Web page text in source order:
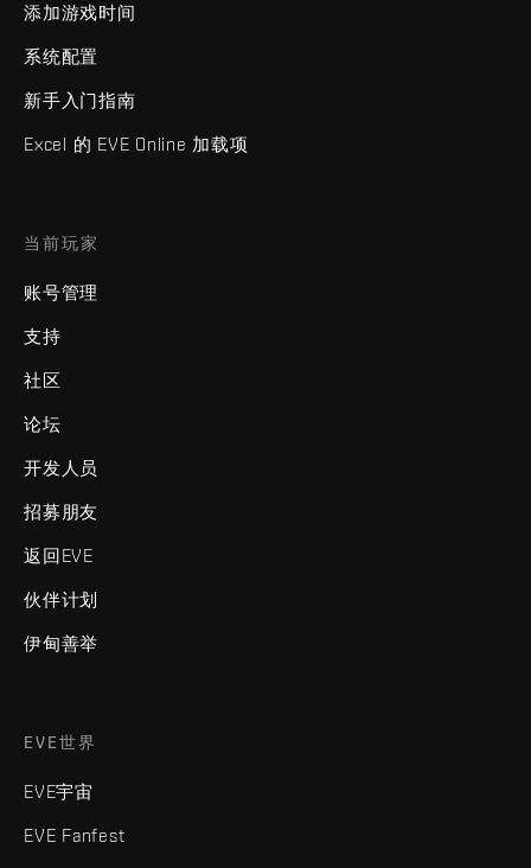
添加游戏时间
系统配置
新手入门指南
Excel 的 EVE Online 加载项
当前玩家
账号管理
支持
社区
论坛
开发人员
招募朋友
返回EVE
伙伴计划
伊甸善举
EVE世界
EVE宇宙
EVE Fanfest